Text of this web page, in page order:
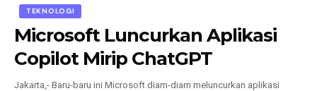
TEKNOLOGI
Microsoft Luncurkan Aplikasi
Copilot Mirip ChatGPT
Jakarta,- Baru-baru ini Microsoft diam-diam meluncurkan aplikasi